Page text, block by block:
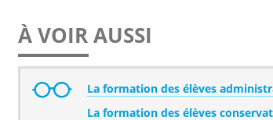
À VOIR AUSSI
La formation des élèves
La formation des élèves